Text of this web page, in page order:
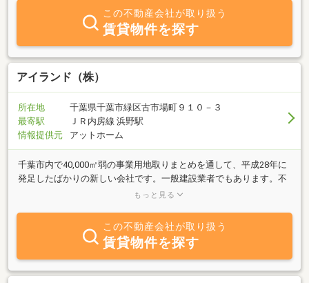
♪↓https://reserv.mujin24.jp/comlist.php?
kind=idhome_honten&group=袖ケ浦店
この不動産会社が取り扱う
賃貸物件を探す
アイランド（株）
所在地
千葉県千葉市緑区古市場町９１０－３
最寄駅
ＪＲ内房線 浜野駅
情報提供元
アットホーム
千葉市内で40,000㎡弱の事業用地取りまとめを通して、平成28年に
発足したばかりの新しい会社です。一般建設業者でもあります。不
動産の売買・仲介を基本に、資産管理・資産活用・資産保全といっ
す。そして人と土地とを結びながら、より良き住まい作り・建物作
りに貢献いたします。
もっと見る
この不動産会社が取り扱う
賃貸物件を探す